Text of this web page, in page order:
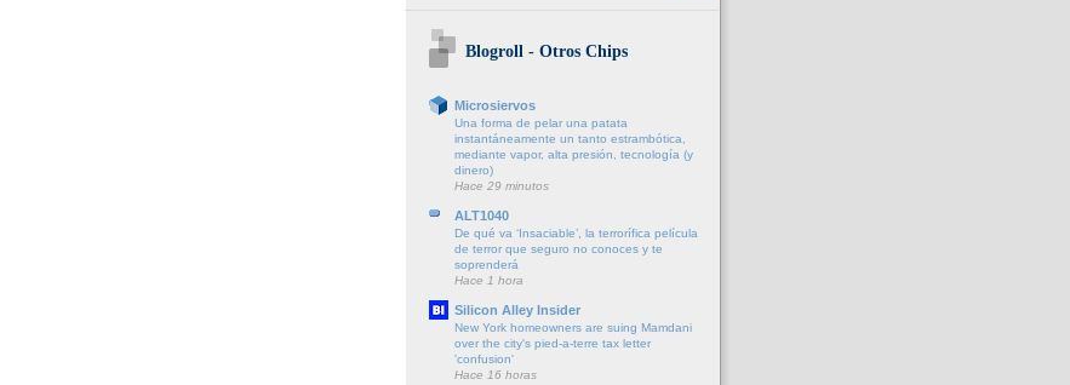
Blogroll - Otros Chips
Microsiervos
Una forma de pelar una patata
instantáneamente un tanto estrambótica,
mediante vapor, alta presión, tecnología (y
dinero)
Hace 29 minutos
ALT1040
De qué va ‘Insaciable’, la terrorífica película
de terror que seguro no conoces y te
soprenderá
Hace 1 hora
Silicon Alley Insider
New York homeowners are suing Mamdani
over the city's pied-a-terre tax letter
'confusion'
Hace 16 horas